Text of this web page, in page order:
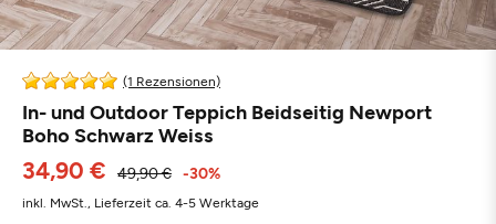
(1 Rezensionen)
In- und Outdoor Teppich Beidseitig Newport
Boho Schwarz Weiss
34,90 € 49,90 € -30%
inkl. MwSt., Lieferzeit ca. 4-5 Werktage